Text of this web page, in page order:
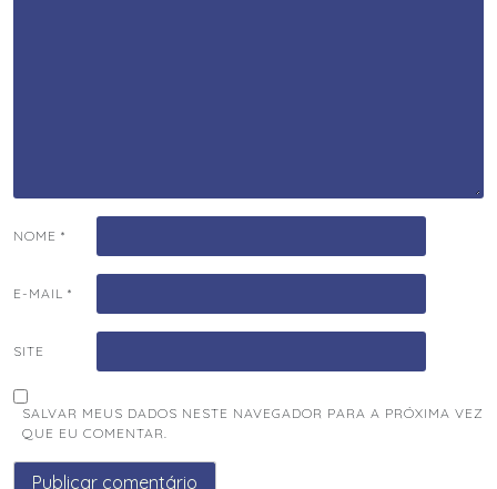
NOME *
E-MAIL *
SITE
SALVAR MEUS DADOS NESTE NAVEGADOR PARA A PRÓXIMA VEZ
QUE EU COMENTAR.